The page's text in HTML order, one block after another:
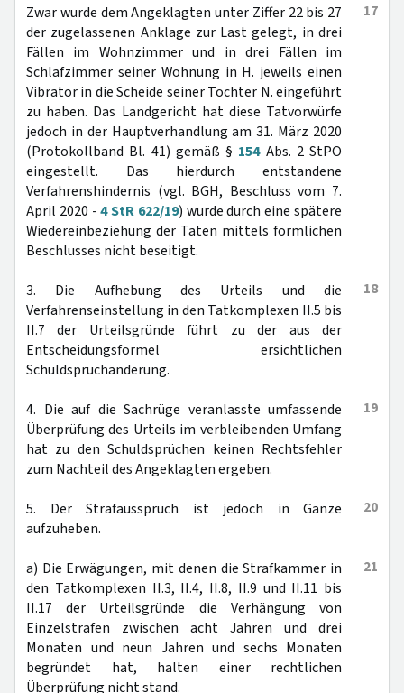
17
Zwar wurde dem Angeklagten unter Ziffer 22 bis 27
der zugelassenen Anklage zur Last gelegt, in drei
Fällen im Wohnzimmer und in drei Fällen im
Schlafzimmer seiner Wohnung in H. jeweils einen
Vibrator in die Scheide seiner Tochter N. eingeführt
zu haben. Das Landgericht hat diese Tatvorwürfe
jedoch in der Hauptverhandlung am 31. März 2020
(Protokollband Bl. 41) gemäß § 154Abs. 2 StPO
eingestellt. Das hierdurch entstandene
Verfahrenshindernis (vgl. BGH, Beschluss vom 7.
April 2020 -4 StR 622/19) wurde durch eine spätere
Wiedereinbeziehung der Taten mittels förmlichen
Beschlusses nicht beseitigt.
18
3. Die Aufhebung des Urteils und die
Verfahrenseinstellung in den Tatkomplexen II.5 bis
II.7 der Urteilsgründe führt zu der aus der
Entscheidungsformel ersichtlichen
Schuldspruchänderung.
19
4. Die auf die Sachrüge veranlasste umfassende
Überprüfung des Urteils im verbleibenden Umfang
hat zu den Schuldsprüchen keinen Rechtsfehler
zum Nachteil des Angeklagten ergeben.
20
5. Der Strafausspruch ist jedoch in Gänze
aufzuheben.
21
a) Die Erwägungen, mit denen die Strafkammer in
den Tatkomplexen II.3, II.4, II.8, II.9 und II.11 bis
II.17 der Urteilsgründe die Verhängung von
Einzelstrafen zwischen acht Jahren und drei
Monaten und neun Jahren und sechs Monaten
begründet hat, halten einer rechtlichen
Überprüfung nicht stand.